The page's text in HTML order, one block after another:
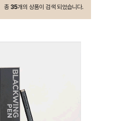
총 35개의 상품이 검색 되었습니다.